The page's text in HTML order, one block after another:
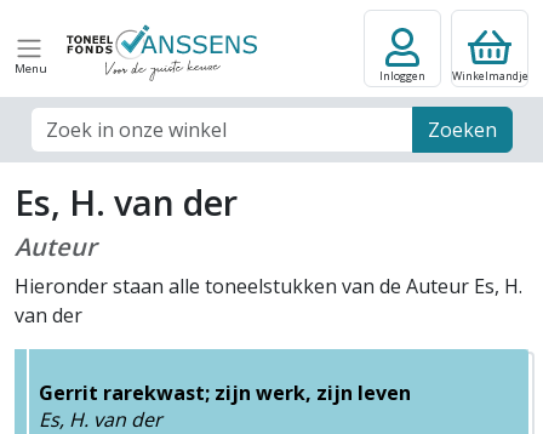
Menu
Zoek veld Zoeken
Inloggen Winkelmandje
Es, H. van der
Auteur
Hieronder staan alle toneelstukken van de Auteur Es, H.
van der
Gerrit rarekwast; zijn werk, zijn leven
Es, H. van der